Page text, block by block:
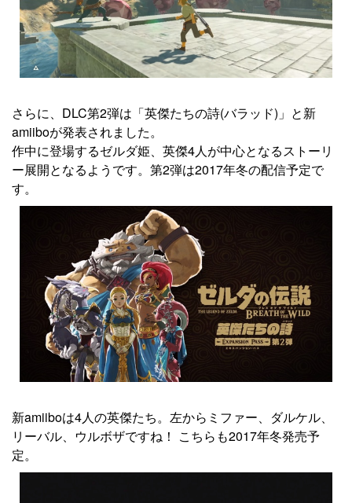
さらに、DLC第2弾は「英傑たちの詩(バラッド)」と新
amiiboが発表されました。
作中に登場するゼルダ姫、英傑4人が中心となるストーリ
ー展開となるようです。第2弾は2017年冬の配信予定で
す。
新amiiboは4人の英傑たち。左からミファー、ダルケル、
リーバル、ウルボザですね！ こちらも2017年冬発売予
定。